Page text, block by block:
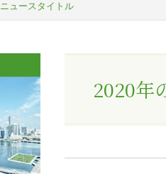
ニュースタイトル
2020年